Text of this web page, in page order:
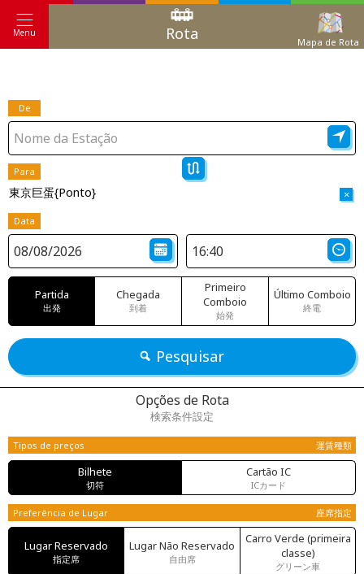
Menu Rota Mapa de Rota
De
Para
東京巨蛋{Ponto} ×
Data
Partida
出発
Chegada
到着
Primeiro
Comboio
始発
Último Comboio
終電
Pesquisar
Opções de Rota
検索条件設定
Tipos de preços 運賃種類
Bilhete
切符
Cartão IC
ICカード
Preferência de Lugar 座席指定
Lugar Reservado
指定席
Lugar Não Reservado
自由席
Carro Verde (primeira
classe)
グリーン車